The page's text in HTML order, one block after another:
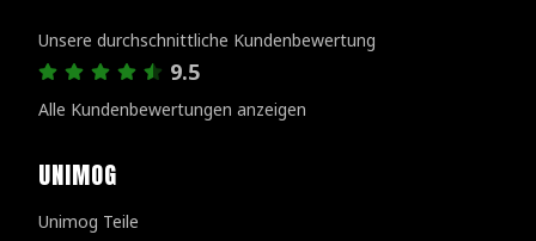
Unsere durchschnittliche Kundenbewertung
9.5
Alle Kundenbewertungen anzeigen
UNIMOG
Unimog Teile